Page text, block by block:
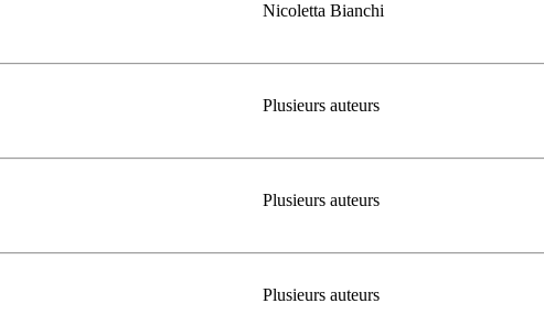
Nicoletta Bianchi
Plusieurs auteurs
Plusieurs auteurs
Plusieurs auteurs